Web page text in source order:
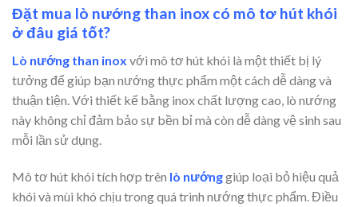
Đặt mua lò nướng than inox có mô tơ hút khói
ở đâu giá tốt?
Lò nướng than inox với mô tơ hút khói là một thiết bị lý
tưởng để giúp bạn nướng thực phẩm một cách dễ dàng và
thuận tiện. Với thiết kế bằng inox chất lượng cao, lò nướng
này không chỉ đảm bảo sự bền bỉ mà còn dễ dàng vệ sinh sau
mỗi lần sử dụng.
Mô tơ hút khói tích hợp trên lò nướnggiúp loại bỏ hiệu quả
khói và mùi khó chịu trong quá trình nướng thực phẩm. Điều